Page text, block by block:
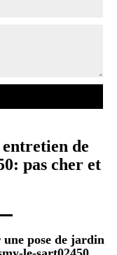
de
pas cher et
une pose de jardin